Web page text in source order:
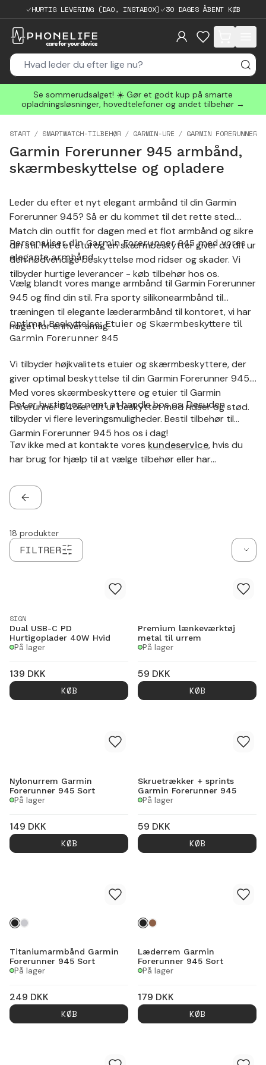
HURTIG LEVERING (DAO, INSTABOX) 30 DAGES ÅBENT KØB
items in cart,
Se sommerudsalget! ☀️ Gør et godt kup på smarte
opladningsløsninger, hovedtelefoner og andet tilbehør →
START SMARTWATCH-TILBEHØR GARMIN-URE GARMIN FORERUNNER-
Garmin Forerunner 945 armbånd,
skærmbeskyttelse og opladere
Leder du efter et nyt elegant armbånd til din Garmin
Forerunner 945? Så er du kommet til det rette sted.
Match din outfit for dagen med et flot armbånd og sikre
din stil. Med et etui og en skærmbeskytter giver du dit ur
den nødvendige beskyttelse mod ridser og skader. Vi
tilbyder hurtige leverancer - køb tilbehør hos os.
Personaliser din Garmin Forerunner 945 med vores
elegante armbånd
Vælg blandt vores mange armbånd til Garmin Forerunner
945 og find din stil. Fra sporty silikonearmbånd til
træningen til elegante læderarmbånd til kontoret, vi har
noget for enhver smag.
Optimal Beskyttelse: Etuier og Skærmbeskyttere til
Garmin Forerunner 945
Vi tilbyder højkvalitets etuier og skærmbeskyttere, der
giver optimal beskyttelse til din Garmin Forerunner 945.
Med vores skærmbeskyttere og etuier til Garmin
Forerunner 945 er dit ur beskyttet mod ridser og stød.
Det er hurtigt og nemt at handle hos os. Desuden
tilbyder vi flere leveringsmuligheder. Bestil tilbehør til
Garmin Forerunner 945 hos os i dag!
Tøv ikke med at kontakte vores kundeservice, hvis du
har brug for hjælp til at vælge tilbehør eller har
TILBAGE
FILTRER
18 produkter
SIGN
Dual USB-C PD
Hurtigoplader 40W Hvid
På lager
139 DKK
KØB
Premium lænkeværktøj
metal til urrem
På lager
59 DKK
KØB
Nylonurrem Garmin
Forerunner 945 Sort
På lager
149 DKK
KØB
Skruetrækker + sprints
Garmin Forerunner 945
På lager
59 DKK
KØB
Titaniumarmbånd Garmin
Forerunner 945 Sort
På lager
249 DKK
KØB
Læderrem Garmin
Forerunner 945 Sort
På lager
179 DKK
KØB